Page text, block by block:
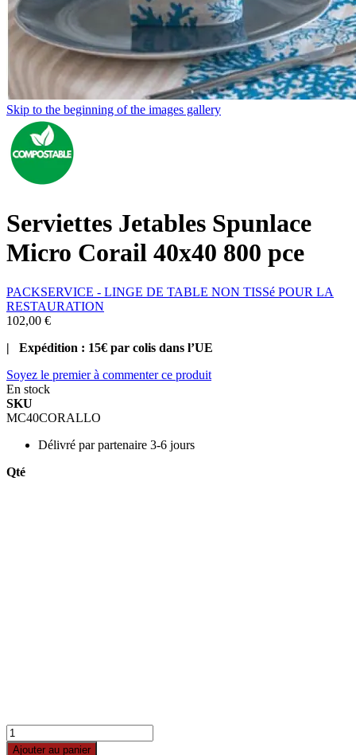
Skip to the beginning of the images gallery
Serviettes Jetables Spunlace
Micro Corail 40x40 800 pce
PACKSERVICE - LINGE DE TABLE NON TISSé POUR LA
RESTAURATION
102,00 €
| Expédition : 15€ par colis dans l’UE
Soyez le premier à commenter ce produit
En stock
SKU
MC40CORALLO
Délivré par partenaire 3-6 jours
Qté
Ajouter au panier